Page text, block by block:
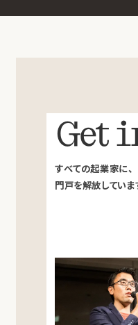
Get
すべての起業家に、
門戸を解放していま